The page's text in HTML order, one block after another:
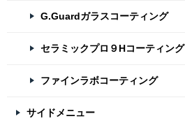
G.Guardガラスコーティング
セラミックプロ９Hコーティング
ファインラボコーティング
サイドメニュー